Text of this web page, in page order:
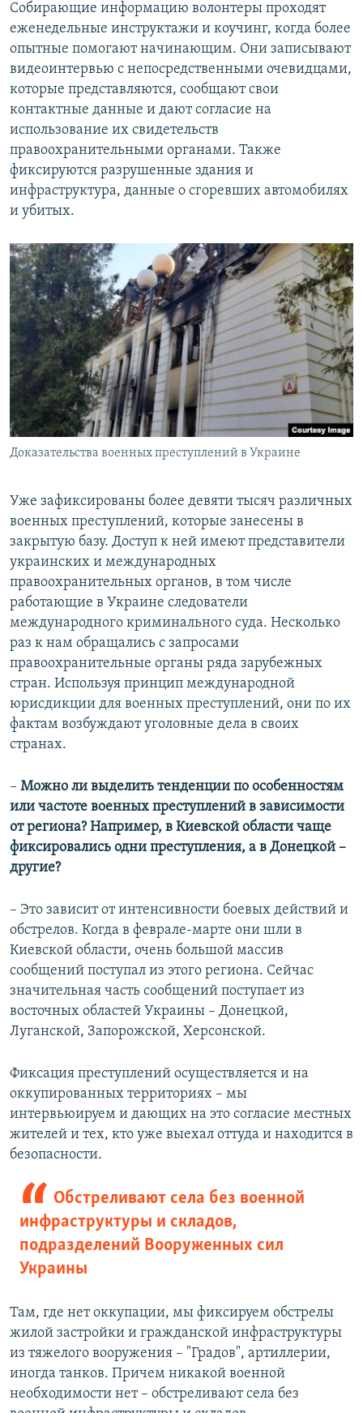
Собирающие информацию волонтеры проходят
еженедельные инструктажи и коучинг, когда более
опытные помогают начинающим. Они записывают
видеоинтервью с непосредственными очевидцами,
которые представляются, сообщают свои
контактные данные и дают согласие на
использование их свидетельств
правоохранительными органами. Также
фиксируются разрушенные здания и
инфраструктура, данные о сгоревших автомобилях
и убитых.
Доказательства военных преступлений в Украине
Уже зафиксированы более девяти тысяч различных
военных преступлений, которые занесены в
закрытую базу. Доступ к ней имеют представители
украинских и международных
правоохранительных органов, в том числе
работающие в Украине следователи
международного криминального суда. Несколько
раз к нам обращались с запросами
правоохранительные органы ряда зарубежных
стран. Используя принцип международной
юрисдикции для военных преступлений, они по их
фактам возбуждают уголовные дела в своих
странах.
– Можно ли выделить тенденции по особенностям
или частоте военных преступлений в зависимости
от региона? Например, в Киевской области чаще
фиксировались одни преступления, а в Донецкой –
другие?
– Это зависит от интенсивности боевых действий и
обстрелов. Когда в феврале-марте они шли в
Киевской области, очень большой массив
сообщений поступал из этого региона. Сейчас
значительная часть сообщений поступает из
восточных областей Украины – Донецкой,
Луганской, Запорожской, Херсонской.
Фиксация преступлений осуществляется и на
оккупированных территориях – мы
интервьюируем и дающих на это согласие местных
жителей и тех, кто уже выехал оттуда и находится в
безопасности.
Обстреливают села без военной
инфраструктуры и складов,
подразделений Вооруженных сил
Украины
Там, где нет оккупации, мы фиксируем обстрелы
жилой застройки и гражданской инфраструктуры
из тяжелого вооружения – "Градов", артиллерии,
иногда танков. Причем никакой военной
необходимости нет – обстреливают села без